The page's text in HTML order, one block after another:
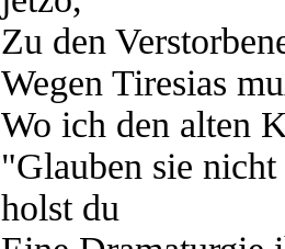
Zu den
Wegen Tiresias
Wo ich den alten
"Glauben sie
holst du